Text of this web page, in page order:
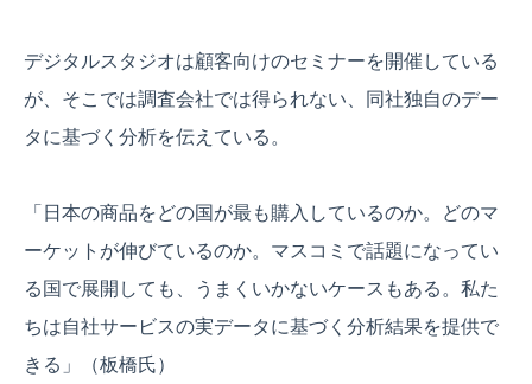
デジタルスタジオは顧客向けのセミナーを開催している
が、そこでは調査会社では得られない、同社独自のデー
タに基づく分析を伝えている。
「日本の商品をどの国が最も購入しているのか。どのマ
ーケットが伸びているのか。マスコミで話題になってい
る国で展開しても、うまくいかないケースもある。私た
ちは自社サービスの実データに基づく分析結果を提供で
きる」（板橋氏）